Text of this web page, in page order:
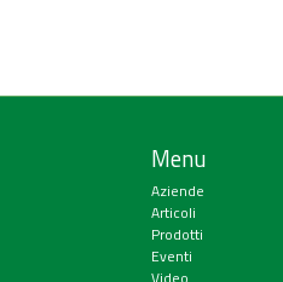
Menu
Aziende
Articoli
Prodotti
Eventi